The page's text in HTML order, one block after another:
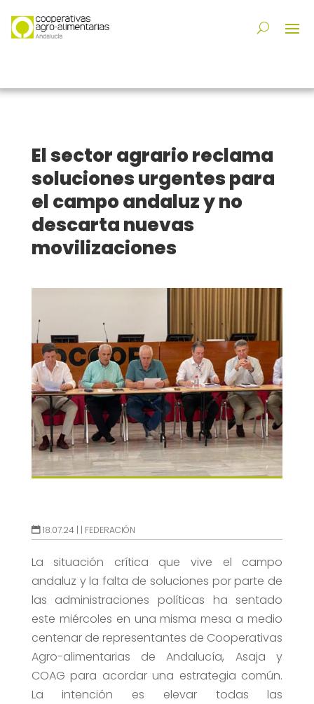
El sector agrario reclama
soluciones urgentes para
el campo andaluz y no
descarta nuevas
movilizaciones
18.07.24 | | FEDERACIÓN
La situación crítica que vive el campo
andaluz y la falta de soluciones por parte de
las administraciones políticas ha sentado
este miércoles en una misma mesa a medio
centenar de representantes de Cooperativas
Agro-alimentarias de Andalucía, Asaja y
COAG para acordar una estrategia común.
La intención es elevar todas las